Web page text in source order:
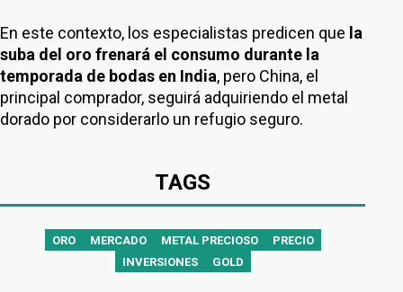
En este contexto, los especialistas predicen que la
suba del oro frenará el consumo durante la
temporada de bodas en India, pero China, el
principal comprador, seguirá adquiriendo el metal
dorado por considerarlo un refugio seguro.
TAGS
ORO MERCADO METAL PRECIOSO
PRECIO
INVERSIONES
GOLD